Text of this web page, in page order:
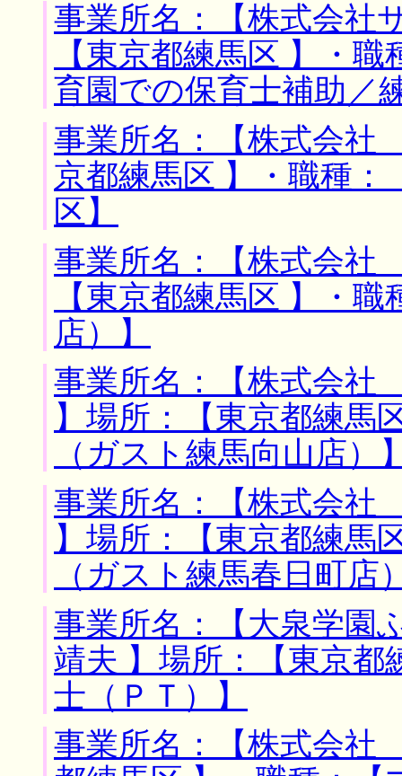
事業所名：【株式会社
【東京都練馬区 】・
育園での保育士補助／
事業所名：【株式会
京都練馬区 】・職種
区】
事業所名：【株式会
【東京都練馬区 】・
店）】
事業所名：【株式会
】場所：【東京都練馬
（ガスト練馬向山店）
事業所名：【株式会
】場所：【東京都練馬
（ガスト練馬春日町店
事業所名：【大泉学
靖夫 】場所：【東京都
士（ＰＴ）】
事業所名：【株式会